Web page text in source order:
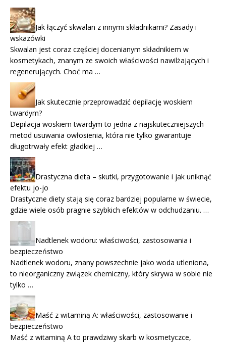
Jak łączyć skwalan z innymi składnikami? Zasady i
wskazówki
Skwalan jest coraz częściej docenianym składnikiem w
kosmetykach, znanym ze swoich właściwości nawilżających i
regenerujących. Choć ma …
Jak skutecznie przeprowadzić depilację woskiem
twardym?
Depilacja woskiem twardym to jedna z najskuteczniejszych
metod usuwania owłosienia, która nie tylko gwarantuje
długotrwały efekt gładkiej …
Drastyczna dieta – skutki, przygotowanie i jak uniknąć
efektu jo-jo
Drastyczne diety stają się coraz bardziej popularne w świecie,
gdzie wiele osób pragnie szybkich efektów w odchudzaniu. …
Nadtlenek wodoru: właściwości, zastosowania i
bezpieczeństwo
Nadtlenek wodoru, znany powszechnie jako woda utleniona,
to nieorganiczny związek chemiczny, który skrywa w sobie nie
tylko …
Maść z witaminą A: właściwości, zastosowanie i
bezpieczeństwo
Maść z witaminą A to prawdziwy skarb w kosmetyczce,